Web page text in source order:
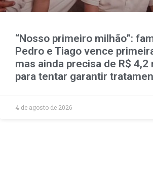
“Nosso primeiro milhão”:
Pedro e Tiago vence
mas ainda precisa de R$ 4,2
para tentar garantir
4 de agosto de 2026